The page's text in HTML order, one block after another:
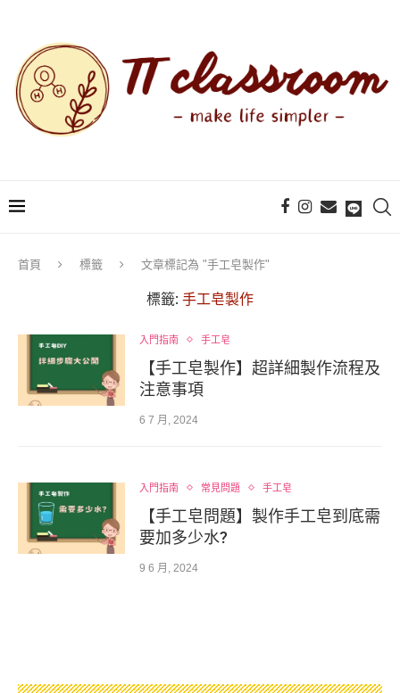
首頁 標籤 文章標記為 "手工皂製作"
標籤: 手工皂製作
入門指南 手工皂
【手工皂製作】超詳細製作流程及
注意事項
6 7 月, 2024
入門指南 常見問題 手工皂
【手工皂問題】製作手工皂到底需
要加多少水?
9 6 月, 2024